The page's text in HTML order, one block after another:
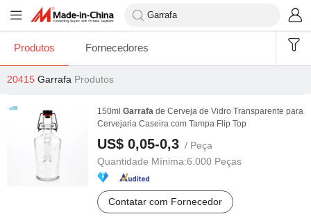
Produtos Fornecedores
20415 Garrafa Produtos
150ml Garrafa de Cerveja de Vidro Transparente para
Cervejaria Caseira com Tampa Flip Top
US$ 0,05-0,3 / Peça
Quantidade Mínima:6.000 Peças
Contatar com Fornecedor